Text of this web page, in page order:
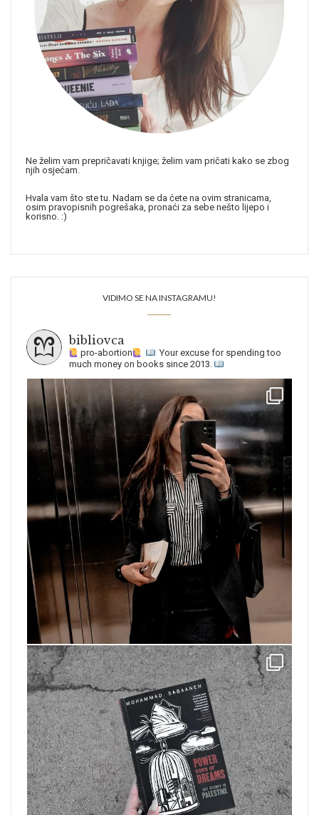
Ne želim vam prepričavati knjige; želim vam pričati kako se zbog
njih osjećam.
Hvala vam što ste tu. Nadam se da ćete na ovim stranicama,
osim pravopisnih pogrešaka, pronaći za sebe nešto lijepo i
korisno. :)
VIDIMO SE NA INSTAGRAMU!
bibliovca
pro-abortion
Your excuse for spending too
much money on books since 2013.